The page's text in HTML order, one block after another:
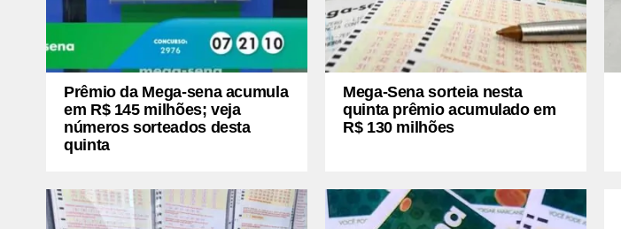
Prêmio da Mega-sena acumula
em R$ 145 milhões; veja
números sorteados desta
quinta
Mega-Sena sorteia nesta
quinta prêmio acumulado em
R$ 130 milhões